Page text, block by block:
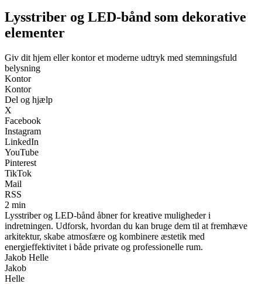
Lysstriber og LED-bånd som dekorative
elementer
Giv dit hjem eller kontor et moderne udtryk med stemningsfuld
belysning
Kontor
Kontor
Del og hjælp
X
Facebook
Instagram
LinkedIn
YouTube
Pinterest
TikTok
Mail
RSS
2 min
Lysstriber og LED-bånd åbner for kreative muligheder i
indretningen. Udforsk, hvordan du kan bruge dem til at fremhæve
arkitektur, skabe atmosfære og kombinere æstetik med
energieffektivitet i både private og professionelle rum.
Jakob Helle
Jakob
Helle